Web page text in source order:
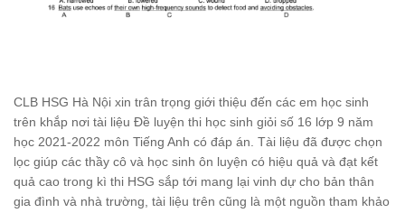
CLB HSG Hà Nội xin trân trọng giới thiệu đến các em học sinh
trên khắp nơi tài liệu Đề luyện thi học sinh giỏi số 16 lớp 9 năm
học 2021-2022 môn Tiếng Anh có đáp án. Tài liệu đã được chọn
lọc giúp các thầy cô và học sinh ôn luyện có hiệu quả và đạt kết
quả cao trong kì thi HSG sắp tới mang lại vinh dự cho bản thân
gia đình và nhà trường, tài liệu trên cũng là một nguồn tham khảo